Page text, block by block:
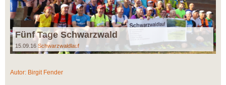
Fünf Tage Schwarzwald
15.09.16 Schwarzwaldlauf
Autor: Birgit Fender